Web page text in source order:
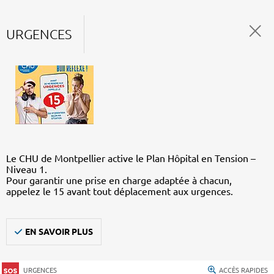
URGENCES
Le CHU de Montpellier active le Plan Hôpital en Tension –
Niveau 1.
Pour garantir une prise en charge adaptée à chacun,
appelez le 15 avant tout déplacement aux urgences.
EN SAVOIR PLUS
URGENCES ACCÈS RAPIDES